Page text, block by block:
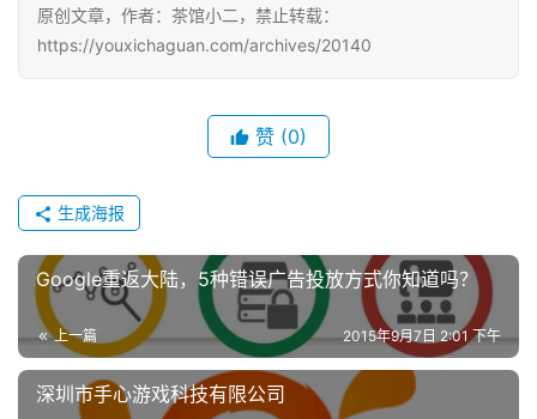
机
游
游
戏
2
2
5
第
原创文章，作者：茶馆小二，禁止转载：
https://youxichaguan.com/archives/20140
赞 (0)
生成海报
Google重返大陆，5种错误广告投放方式你知道吗？
上一篇 2015年9月7日 2:01 下午
深圳市手心游戏科技有限公司